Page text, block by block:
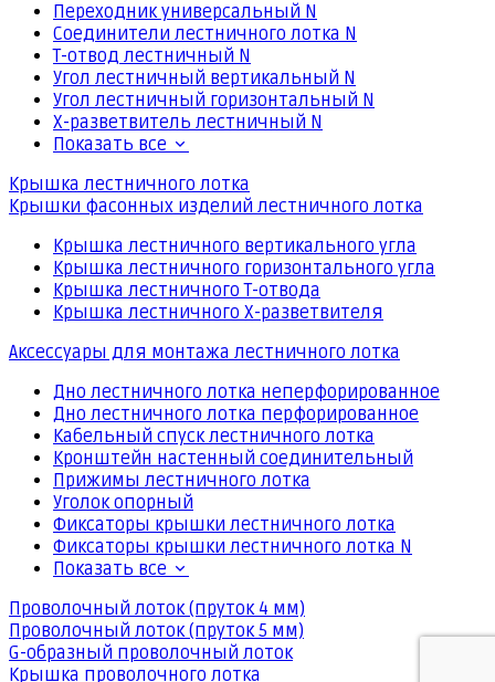
Переходник универсальный N
Соединители лестничного лотка N
Т-отвод лестничный N
Угол лестничный вертикальный N
Угол лестничный горизонтальный N
Х-разветвитель лестничный N
Показать все
Крышка лестничного лотка
Крышки фасонных изделий лестничного лотка
Крышка лестничного вертикального угла
Крышка лестничного горизонтального угла
Крышка лестничного Т-отвода
Крышка лестничного Х-разветвителя
Аксессуары для монтажа лестничного лотка
Дно лестничного лотка неперфорированное
Дно лестничного лотка перфорированное
Кабельный спуск лестничного лотка
Кронштейн настенный соединительный
Прижимы лестничного лотка
Уголок опорный
Фиксаторы крышки лестничного лотка
Фиксаторы крышки лестничного лотка N
Показать все
Проволочный лоток (пруток 4 мм)
Проволочный лоток (пруток 5 мм)
G-образный проволочный лоток
Крышка проволочного лотка